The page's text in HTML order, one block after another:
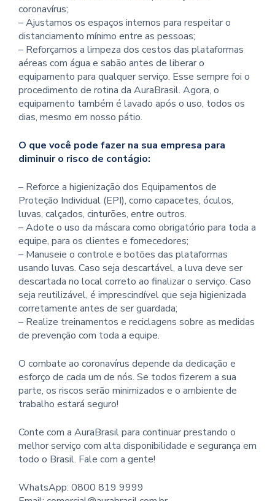
coronavírus;
– Ajustamos os espaços internos para respeitar o
distanciamento mínimo entre as pessoas;
– Reforçamos a limpeza dos cestos das plataformas
aéreas com água e sabão antes de liberar o
equipamento para qualquer serviço. Esse sempre foi o
procedimento de rotina da AuraBrasil. Agora, o
equipamento também é lavado após o uso, todos os
dias, mesmo em nosso pátio.
O que você pode fazer na sua empresa para
diminuir o risco de contágio:
– Reforce a higienização dos Equipamentos de
Proteção Individual (EPI), como capacetes, óculos,
luvas, calçados, cinturões, entre outros.
– Adote o uso da máscara como obrigatório para toda a
equipe, para os clientes e fornecedores;
– Manuseie o controle e botões das plataformas
usando luvas. Caso seja descartável, a luva deve ser
descartada no local correto ao finalizar o serviço. Caso
seja reutilizável, é imprescindível que seja higienizada
corretamente antes de ser guardada;
– Realize treinamentos e reciclagens sobre as medidas
de prevenção com toda a equipe.
O combate ao coronavírus depende da dedicação e
esforço de cada um de nós. Se todos fizerem a sua
parte, os riscos serão minimizados e o ambiente de
trabalho estará seguro!
Conte com a AuraBrasil para continuar prestando o
melhor serviço com alta disponibilidade e segurança em
todo o Brasil. Fale com a gente!
WhatsApp: 0800 819 9999